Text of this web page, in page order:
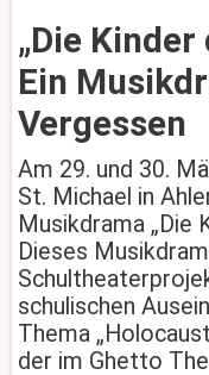
„Die
Ein
Vergessen
Am 29. und 30.
St. Michael in
Musikdrama „Die
Dieses
schulischen
Thema
der im Ghetto